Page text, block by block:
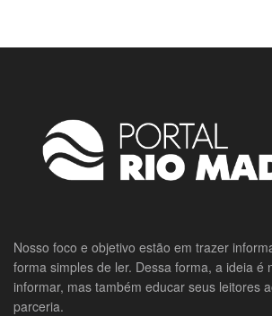
Nosso foco e objetivo estão em trazer
forma simples de ler. Dessa forma, a ideia é
informar, mas também educar seus leitores
parceria.